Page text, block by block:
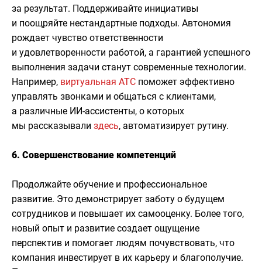
за результат. Поддерживайте инициативы
и поощряйте нестандартные подходы. Автономия
рождает чувство ответственности
и удовлетворенности работой, а гарантией успешного
выполнения задачи станут современные технологии.
Например, виртуальная АТС поможет эффективно
управлять звонками и общаться с клиентами,
а различные ИИ-ассистенты, о которых
мы рассказывали здесь, автоматизирует рутину.
6. Совершенствование компетенций
Продолжайте обучение и профессиональное
развитие. Это демонстрирует заботу о будущем
сотрудников и повышает их самооценку. Более того,
новый опыт и развитие создает ощущение
перспектив и помогает людям почувствовать, что
компания инвестирует в их карьеру и благополучие.